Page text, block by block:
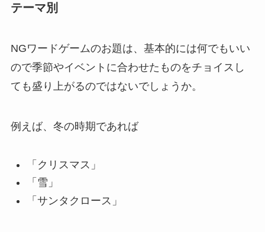
テーマ別
NGワードゲームのお題は、基本的には何でもいい
ので季節やイベントに合わせたものをチョイスし
ても盛り上がるのではないでしょうか。
例えば、冬の時期であれば
「クリスマス」
「雪」
「サンタクロース」